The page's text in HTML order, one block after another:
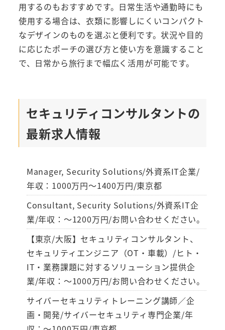
用するのもおすすめです。日常生活や通勤時にも
使用する場合は、衣類に影響しにくいコンパクト
なデザインのものを選ぶと便利です。状況や目的
に応じたポーチの選び方と使い方を意識すること
で、日常から旅行まで幅広く活用が可能です。
セキュリティコンサルタントの
最新求人情報
Manager, Security Solutions/外資系IT企業/
年収：1000万円～1400万円/東京都
Consultant, Security Solutions/外資系IT企
業/年収：～1200万円/お問い合わせください。
【東京/大阪】セキュリティコンサルタント、
セキュリティエンジニア（OT・車載）/ヒト・
IT・業務課題に対するソリューション提供企
業/年収：～1000万円/お問い合わせください。
サイバーセキュリティトレーニング講師／企
画・開発/サイバーセキュリティ専門企業/年